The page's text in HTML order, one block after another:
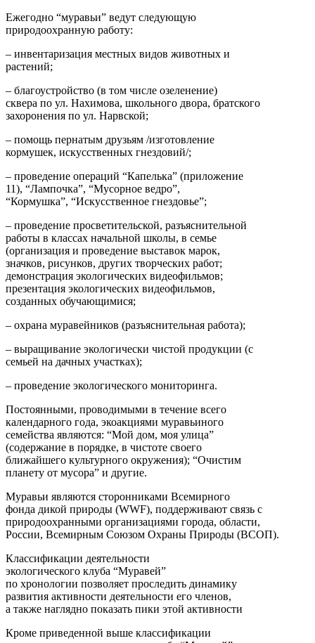
Ежегодно “муравьи” ведут следующую
природоохранную работу:
– инвентаризация местных видов животных и
растений;
– благоустройство (в том числе озеленение)
сквера по ул. Нахимова, школьного двора, братского
захоронения по ул. Нарвской;
– помощь пернатым друзьям /изготовление
кормушек, искусственных гнездовий/;
– проведение операций “Капелька” (приложение
11), “Лампочка”, “Мусорное ведро”,
“Кормушка”, “Искусственное гнездовье”;
– проведение просветительской, разъяснительной
работы в классах начальной школы, в семье
(организация и проведение выставок марок,
значков, рисунков, других творческих работ;
демонстрация экологических видеофильмов;
презентация экологических видеофильмов,
созданных обучающимися;
– охрана муравейников (разъяснительная работа);
– выращивание экологически чистой продукции (с
семьей на дачных участках);
– проведение экологического мониторинга.
Постоянными, проводимыми в течение всего
календарного года, экоакциями муравьиного
семейства являются: “Мой дом, моя улица”
(содержание в порядке, в чистоте своего
ближайшего культурного окружения); “Очистим
планету от мусора” и другие.
Муравьи являются сторонниками Всемирного
фонда дикой природы (WWF), поддерживают связь с
природоохранными организациями города, области,
России, Всемирным Союзом Охраны Природы (ВСОП).
Классификации деятельности
экологического клуба “Муравей”
по хронологии позволяет проследить динамику
развития активности деятельности его членов,
а также наглядно показать пики этой активности
Кроме приведенной выше классификации